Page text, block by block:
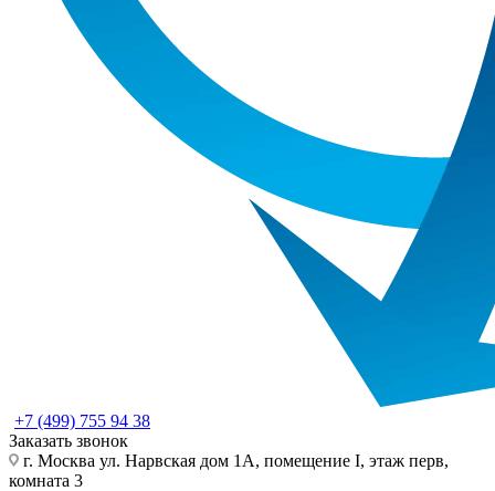
+7 (499) 755 94 38
Заказать звонок
г. Москва ул. Нарвская дом 1А, помещение I, этаж перв,
комната 3